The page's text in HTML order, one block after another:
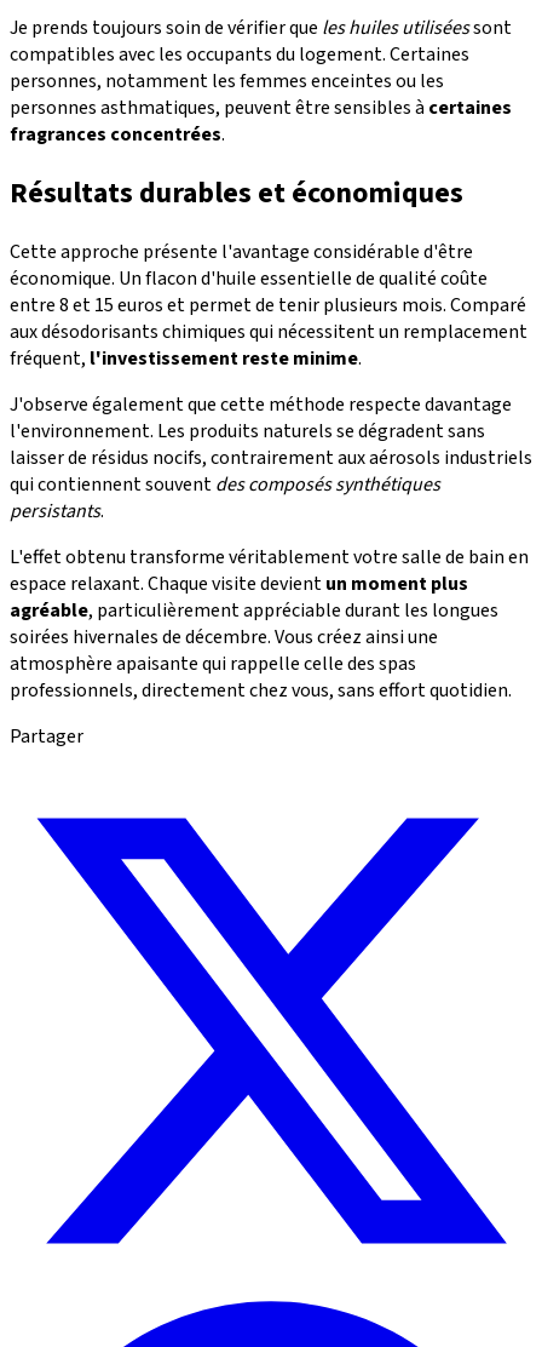
Je prends toujours soin de vérifier que les huiles utiliséessont
compatibles avec les occupants du logement. Certaines
personnes, notamment les femmes enceintes ou les
personnes asthmatiques, peuvent être sensibles à certaines
fragrances concentrées.
Résultats durables et économiques
Cette approche présente l'avantage considérable d'être
économique. Un flacon d'huile essentielle de qualité coûte
entre 8 et 15 euros et permet de tenir plusieurs mois. Comparé
aux désodorisants chimiques qui nécessitent un remplacement
fréquent, l'investissement reste minime.
J'observe également que cette méthode respecte davantage
l'environnement. Les produits naturels se dégradent sans
laisser de résidus nocifs, contrairement aux aérosols industriels
qui contiennent souventdes composés synthétiques
persistants.
L'effet obtenu transforme véritablement votre salle de bain en
espace relaxant. Chaque visite devientun moment plus
agréable, particulièrement appréciable durant les longues
soirées hivernales de décembre. Vous créez ainsi une
atmosphère apaisante qui rappelle celle des spas
professionnels, directement chez vous, sans effort quotidien.
Partager